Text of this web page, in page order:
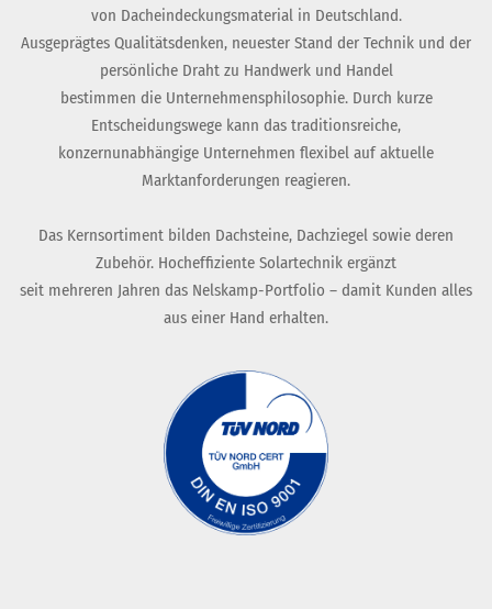
von Dacheindeckungsmaterial in Deutschland.
Ausgeprägtes Qualitätsdenken, neuester Stand der Technik und der
persönliche Draht zu Handwerk und Handel
bestimmen die Unternehmensphilosophie. Durch kurze
Entscheidungswege kann das traditionsreiche,
konzernunabhängige Unternehmen flexibel auf aktuelle
Marktanforderungen reagieren.
Das Kernsortiment bilden Dachsteine, Dachziegel sowie deren
Zubehör. Hocheffiziente Solartechnik ergänzt
seit mehreren Jahren das Nelskamp-Portfolio – damit Kunden alles
aus einer Hand erhalten.